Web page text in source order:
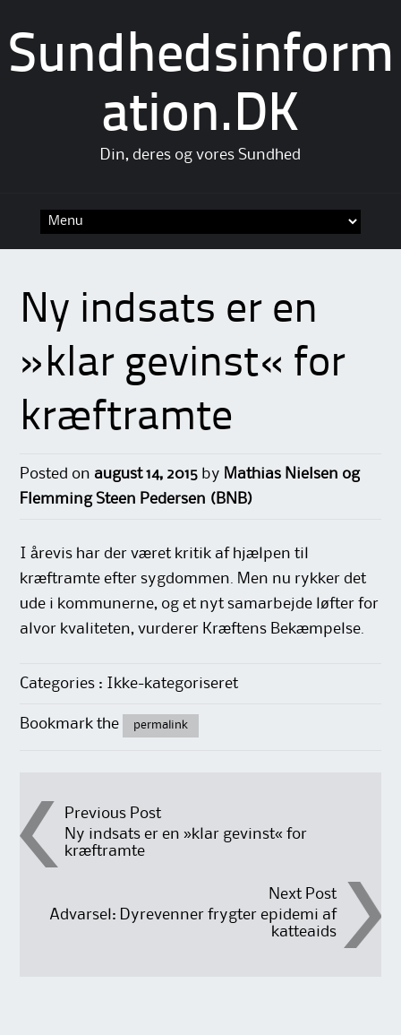
Sundhedsinform
ation.DK
Din, deres og vores Sundhed
Ny indsats er en
»klar gevinst« for
kræftramte
Posted on august 14, 2015 by Mathias Nielsen og
Flemming Steen Pedersen (BNB)
I årevis har der været kritik af hjælpen til
kræftramte efter sygdommen. Men nu rykker det
ude i kommunerne, og et nyt samarbejde løfter for
alvor kvaliteten, vurderer Kræftens Bekæmpelse.
Categories : Ikke-kategoriseret
Bookmark the permalink
Post
navigation
Previous Post
Ny indsats er en »klar gevinst« for
kræftramte
Next Post
Advarsel: Dyrevenner frygter epidemi af
katteaids